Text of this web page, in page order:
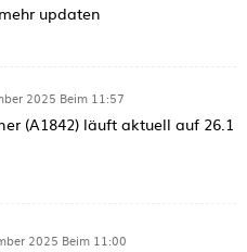
updaten
2025 Beim 11:57
(A1842) läuft aktuell auf 26.1
2025 Beim 11:00